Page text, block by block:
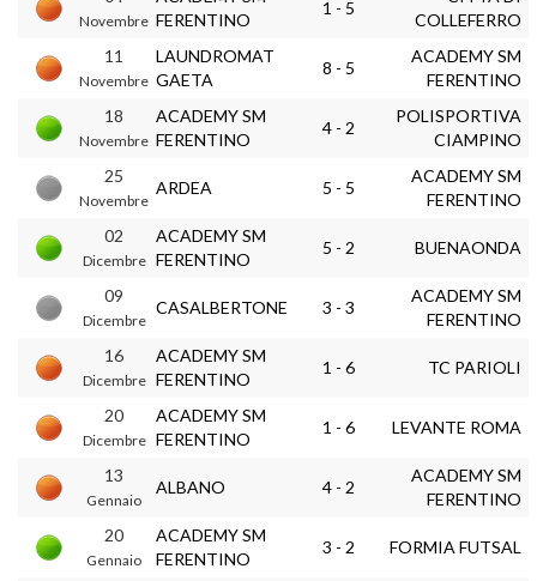
Novembre FERENTINO
1 - 5
COLLEFERRO
11
Novembre
LAUNDROMAT
GAETA
8 - 5
ACADEMY SM
FERENTINO
18
Novembre
ACADEMY SM
FERENTINO
4 - 2
POLISPORTIVA
CIAMPINO
25
Novembre
ARDEA 5 - 5
ACADEMY SM
FERENTINO
02
Dicembre
ACADEMY SM
FERENTINO
5 - 2 BUENAONDA
09
Dicembre
CASALBERTONE 3 - 3
ACADEMY SM
FERENTINO
16
Dicembre
ACADEMY SM
FERENTINO
1 - 6 TC PARIOLI
20
Dicembre
ACADEMY SM
FERENTINO
1 - 6 LEVANTE ROMA
13
Gennaio
ALBANO 4 - 2
ACADEMY SM
FERENTINO
20
Gennaio
ACADEMY SM
FERENTINO
3 - 2 FORMIA FUTSAL